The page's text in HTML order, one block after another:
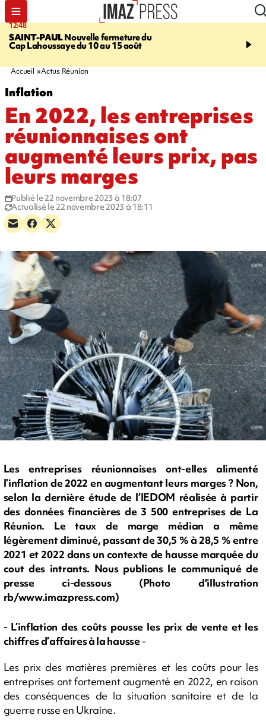
12:48
SAINT-PAULNouvelle fermeture du
Cap Lahoussaye du 10 au 15 août
14:23
massif de migrants, la
Accueil Actus Réunion
Inflation
En 2022, les entreprises
réunionnaises ont
augmenté leurs prix, pas
leurs marges
Publié le 22 novembre 2023 à 18:07
Actualisé le 22 novembre 2023 à 18:11
Les entreprises réunionnaises ont-elles alimenté
l’inflation de 2022 en augmentant leurs marges ? Non,
selon la dernière étude de l’IEDOM réalisée à partir
des données financières de 3 500 entreprises de La
Réunion. Le taux de marge médian a même
légèrement diminué, passant de 30,5 % à 28,5 % entre
2021 et 2022 dans un contexte de hausse marquée du
cout des intrants. Nous publions le communiqué de
presse ci-dessous (Photo d'illustration
rb/www.imazpress.com)
- L’inflation des coûts pousse les prix de vente et les
chiffres d’affaires à la hausse-
Les prix des matières premières et les coûts pour les
entreprises ont fortement augmenté en 2022, en raison
des conséquences de la situation sanitaire et de la
guerre russe en Ukraine.